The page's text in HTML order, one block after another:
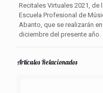
Recitales Virtuales 2021,
Escuela Profesional de
Abanto, que se realizarán
diciembre del presente año.
Artículos Relacionados